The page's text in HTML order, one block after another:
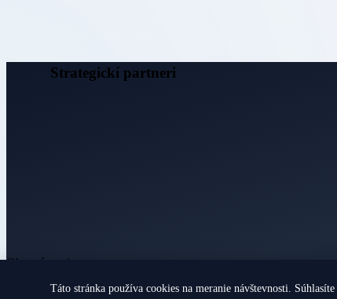
Strategickí partneri
Obecné noviny
© 2026 Všetky práva vyhradené
Táto stránka používa cookies na meranie návštevnosti.